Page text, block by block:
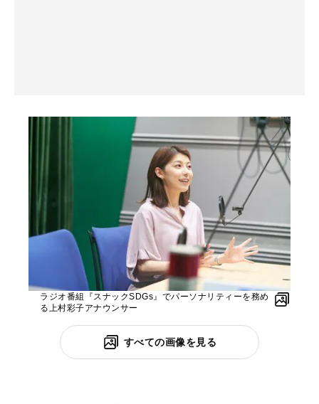
ラジオ番組『スナックSDGs』でパーソナリティーを務め
る上村彩子アナウンサー
すべての画像を見る